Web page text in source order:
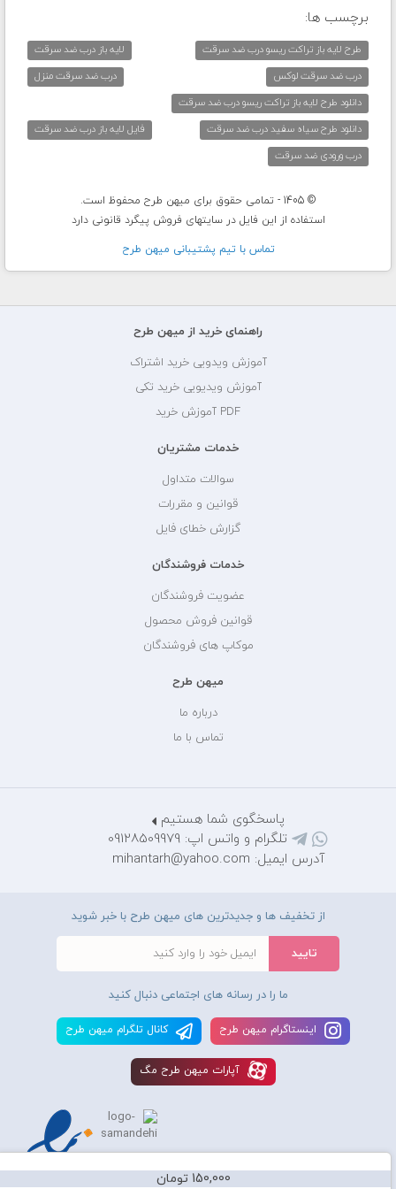
150,000 تومان
برچسب ها:
طرح لایه باز تراکت ریسو درب ضد سرقت
لایه باز درب ضد سرقت
درب ضد سرقت لوکس
درب ضد سرقت منزل
دانلود طرح لایه باز تراکت ریسو درب ضد سرقت
دانلود طرح سیاه سفید درب ضد سرقت
فایل لایه باز درب ضد سرقت
درب ورودی ضد سرقت
© 1405 - تمامی حقوق برای میهن طرح محفوظ است.
استفاده از این فایل در سایتهای فروش پیگرد قانونی دارد
تماس با تيم پشتيبانی ميهن طرح
راهنمای خرید از میهن طرح
آموزش ویدویی خرید اشتراک
آموزش ویدیویی خرید تکی
PDF آموزش خرید
خدمات مشتریان
سوالات متداول
قوانین و مقررات
گزارش خطای فایل
خدمات فروشندگان
عضویت فروشندگان
قوانین فروش محصول
موکاپ های فروشندگان
میهن طرح
درباره ما
تماس با ما
پاسخگوی شما هستیم
تلگرام و واتس اپ: 09128509979
آدرس ایمیل: mihantarh@yahoo.com
از تخفیف ها و جدیدترین های میهن طرح با خبر شوید
ما را در رسانه های اجتماعی دنبال کنید
اينستاگرام ميهن طرح کانال تلگرام ميهن طرح
آپارات ميهن طرح مگ